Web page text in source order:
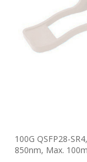
100G QSFP28-
850nm, Max.